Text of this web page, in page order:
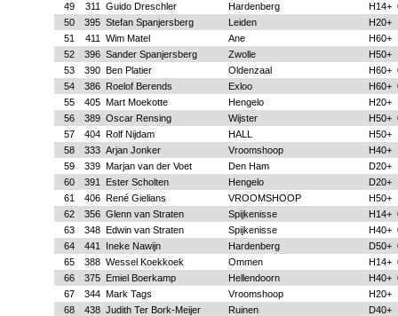
49
311 Guido Dreschler Hardenberg H14+
50
395 Stefan Spanjersberg Leiden H20+
51
411 Wim Matel Ane H60+
52
396 Sander Spanjersberg Zwolle H50+
53
390 Ben Platier Oldenzaal H60+
54
386 Roelof Berends Exloo H60+
55
405 Mart Moekotte Hengelo H20+
56
389 Oscar Rensing Wijster H50+
57
404 Rolf Nijdam HALL H50+
58
333 Arjan Jonker Vroomshoop H40+
59
339 Marjan van der Voet Den Ham D20+
60
391 Ester Scholten Hengelo D20+
61
406 René Gielians VROOMSHOOP H50+
62
356 Glenn van Straten Spijkenisse H14+
63
348 Edwin van Straten Spijkenisse H40+
64
441 Ineke Nawijn Hardenberg D50+
65
388 Wessel Koekkoek Ommen H14+
66
375 Emiel Boerkamp Hellendoorn H40+
67
344 Mark Tags Vroomshoop H20+
68
438 Judith Ter Bork-Meijer Ruinen D40+